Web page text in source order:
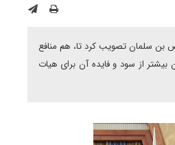
بن سلمان تصویب کرد تا، هم منافع
از سود و فایده آن برای هیات